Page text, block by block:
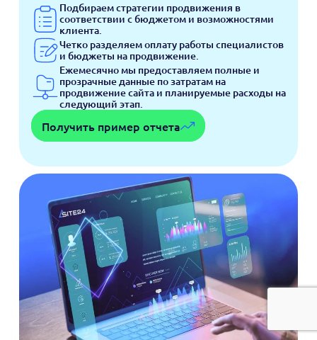
Подбираем стратегии продвижения в
соответствии с бюджетом и возможностями
клиента.
Четко разделяем оплату работы специалистов
и бюджеты на продвижение.
Ежемесячно мы предоставляем полные и
прозрачные данные по затратам на
продвижение сайта и планируемые расходы на
следующий этап.
Получить пример отчета